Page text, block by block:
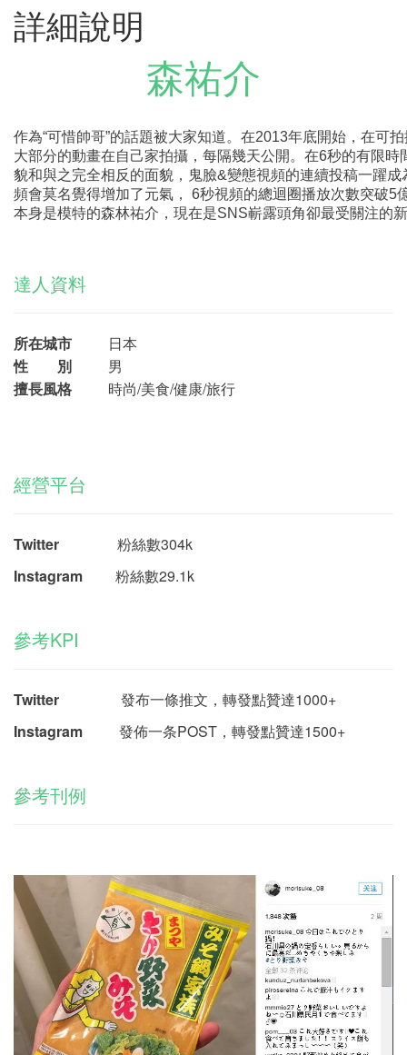
詳細說明
森祐介
作為“可惜帥哥”的話題被大家知道。在2013年底開始，在可
大部分的動畫在自己家拍攝，每隔幾天公開。在6秒的有限
貌和與之完全相反的面貌，鬼臉&變態視頻的連續投稿一躍
頻會莫名覺得增加了元氣， 6秒視頻的總迴圈播放次數突破5
本身是模特的森林祐介，現在是SNS嶄露頭角卻最受關注的
達人資料
所在城市 日本
性 別 男
擅長風格
時尚/美食/健康/旅行
經營平台
Twitter
粉絲數304k
Instagram
粉絲數29.1k
參考KPI
Twitter 發布一條推文， 轉發點贊達1000+
Instagram
發佈一条POST，轉發點贊達1500+
參考刊例